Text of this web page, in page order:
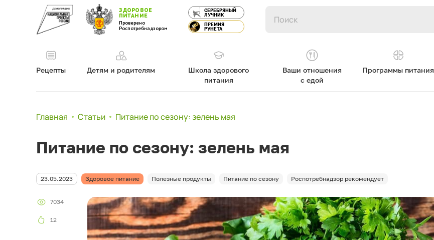
ЗДОРОВОЕ
ПИТАНИЕ
Проверено
Роспотребнадзором
СЕРЕБРЯНЫЙ
ЛУЧНИК
ПРЕМИЯ
РУНЕТА
Рецепты Детям и родителям
Школа здорового
питания
Ваши отношения
с едой
Программы питания
Главная Статьи Питание по сезону: зелень мая
Питание по сезону: зелень мая
23.05.2023 Здоровое питание Полезные продукты Питание по сезону Роспотребнадзор рекомендует
7034
12